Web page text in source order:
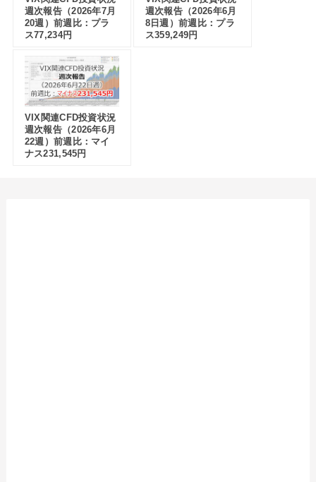
週次報告（2026年7月
20週）前週比：プラ
ス77,234円
週次報告（2026年6月
8日週）前週比：プラ
ス359,249円
VIX関連CFD投資状況
週次報告（2026年6月
22週）前週比：マイ
ナス231,545円